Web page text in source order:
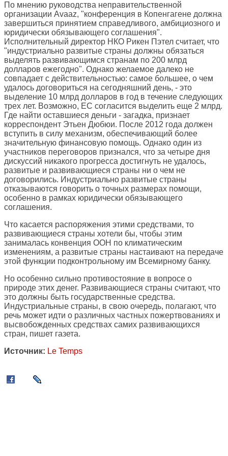
По мнению руководства неправительственной
организации Avaaz, "конференция в Копенгагене должна
завершиться принятием справедливого, амбициозного и
юридически обязывающего соглашения".
Исполнительный директор НКО Рикен Пэтел считает, что
"индустриально развитые страны должны обязаться
выделять развивающимся странам по 200 млрд
долларов ежегодно". Однако желаемое далеко не
совпадает с действительностью: самое большее, о чем
удалось договориться на сегодняшний день, - это
выделение 10 млрд долларов в год в течение следующих
трех лет. Возможно, ЕС согласится выделить еще 2 млрд.
Где найти оставшиеся деньги - загадка, признает
корреспондент Этьен Дюбюи. После 2012 года должен
вступить в силу механизм, обеспечивающий более
значительную финансовую помощь. Однако один из
участников переговоров признался, что за четыре дня
дискуссий никакого прогресса достигнуть не удалось,
развитые и развивающиеся страны ни о чем не
договорились. Индустриально развитые страны
отказываются говорить о точных размерах помощи,
особенно в рамках юридически обязывающего
соглашения.
Что касается распоряжения этими средствами, то
развивающиеся страны хотели бы, чтобы этим
занималась конвенция ООН по климатическим
изменениям, а развитые страны настаивают на передаче
этой функции подконтрольному им Всемирному банку.
Но особенно сильно противостояние в вопросе о
природе этих денег. Развивающиеся страны считают, что
это должны быть государственные средства.
Индустриальные страны, в свою очередь, полагают, что
речь может идти о различных частных пожертвованиях и
высвобожденных средствах самих развивающихся
стран, пишет газета.
Источник: Le Temps